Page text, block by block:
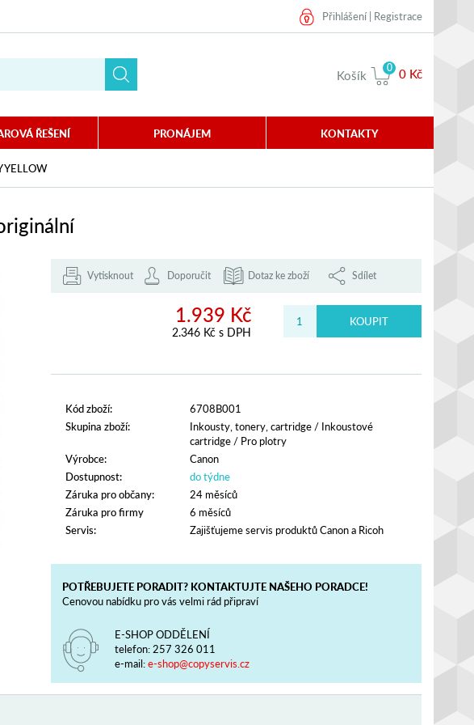
Přihlášení Registrace
Košík
0 0 Kč
ŘEŠENÍ PRONÁJEM KONTAKTY
YELLOW
Vytisknout Doporučit Dotaz ke zboží Sdílet
1.939 Kč
2.346 Kč s DPH
Kód zboží:
6708B001
Skupina zboží:
Inkousty, tonery, cartridge/ Inkoustové
cartridge/ Pro plotry
Výrobce:
Canon
Dostupnost:
do týdne
Záruka pro občany:
24 měsíců
Záruka pro firmy
6 měsíců
Servis:
Zajišťujeme servis produktů Canon a Ricoh
POTŘEBUJETE PORADIT? KONTAKTUJTE NAŠEHO PORADCE!
Cenovou nabídku pro vás velmi rád připraví
E-SHOP ODDĚLENÍ
telefon: 257 326 011
e-mail:e-shop@copyservis.cz